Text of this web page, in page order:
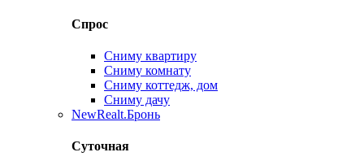
Спрос
Сниму квартиру
Сниму комнату
Сниму коттедж, дом
Сниму дачу
NewRealt.Бронь
Суточная